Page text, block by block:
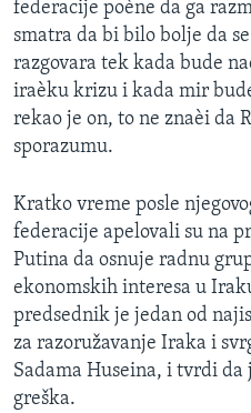
federacije poène da ga
smatra da bi bilo bolje da
razgovara tek kada bude
iraèku krizu i kada mir
rekao je on, to ne znaèi da
sporazumu.
Kratko vreme posle
federacije apelovali su na
Putina da osnuje radnu
ekonomskih interesa u
predsednik je jedan od
za razoružavanje Iraka i
Sadama Huseina, i tvrdi
greška.